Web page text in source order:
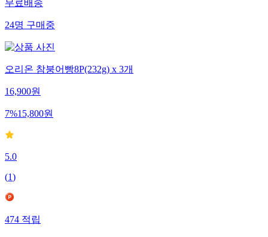
무료배송
24명구매중
오리온 참붕어빵8P(232g) x 3개
16,900원
7%15,800원
5.0
(1)
474적립